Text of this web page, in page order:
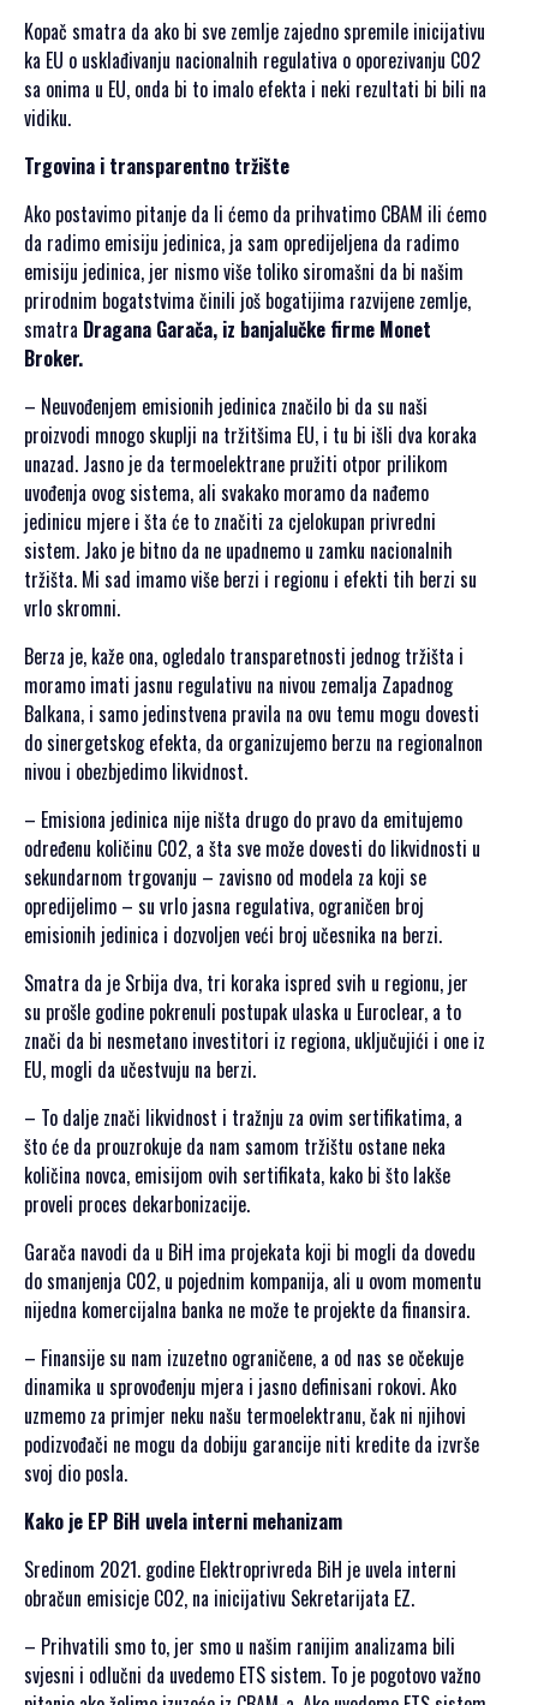
Kopač smatra da ako bi sve zemlje zajedno spremile inicijativu
ka EU o usklađivanju nacionalnih regulativa o oporezivanju C02
sa onima u EU, onda bi to imalo efekta i neki rezultati bi bili na
vidiku.
Trgovina i transparentno tržište
Ako postavimo pitanje da li ćemo da prihvatimo CBAM ili ćemo
da radimo emisiju jedinica, ja sam opredijeljena da radimo
emisiju jedinica, jer nismo više toliko siromašni da bi našim
prirodnim bogatstvima činili još bogatijima razvijene zemlje,
smatra Dragana Garača, iz banjalučke firme Monet
Broker.
– Neuvođenjem emisionih jedinica značilo bi da su naši
proizvodi mnogo skuplji na tržitšima EU, i tu bi išli dva koraka
unazad. Jasno je da termoelektrane pružiti otpor prilikom
uvođenja ovog sistema, ali svakako moramo da nađemo
jedinicu mjere i šta će to značiti za cjelokupan privredni
sistem. Jako je bitno da ne upadnemo u zamku nacionalnih
tržišta. Mi sad imamo više berzi i regionu i efekti tih berzi su
vrlo skromni.
Berza je, kaže ona, ogledalo transparetnosti jednog tržišta i
moramo imati jasnu regulativu na nivou zemalja Zapadnog
Balkana, i samo jedinstvena pravila na ovu temu mogu dovesti
do sinergetskog efekta, da organizujemo berzu na regionalnon
nivou i obezbjedimo likvidnost.
– Emisiona jedinica nije ništa drugo do pravo da emitujemo
određenu količinu C02, a šta sve može dovesti do likvidnosti u
sekundarnom trgovanju – zavisno od modela za koji se
opredijelimo – su vrlo jasna regulativa, ograničen broj
emisionih jedinica i dozvoljen veći broj učesnika na berzi.
Smatra da je Srbija dva, tri koraka ispred svih u regionu, jer
su prošle godine pokrenuli postupak ulaska u Euroclear, a to
znači da bi nesmetano investitori iz regiona, uključujići i one iz
EU, mogli da učestvuju na berzi.
– To dalje znači likvidnost i tražnju za ovim sertifikatima, a
što će da prouzrokuje da nam samom tržištu ostane neka
količina novca, emisijom ovih sertifikata, kako bi što lakše
proveli proces dekarbonizacije.
Garača navodi da u BiH ima projekata koji bi mogli da dovedu
do smanjenja C02, u pojednim kompanija, ali u ovom momentu
nijedna komercijalna banka ne može te projekte da finansira.
– Finansije su nam izuzetno ograničene, a od nas se očekuje
dinamika u sprovođenju mjera i jasno definisani rokovi. Ako
uzmemo za primjer neku našu termoelektranu, čak ni njihovi
podizvođači ne mogu da dobiju garancije niti kredite da izvrše
svoj dio posla.
Kako je EP BiH uvela interni mehanizam
Sredinom 2021. godine Elektroprivreda BiH je uvela interni
obračun emisicje C02, na inicijativu Sekretarijata EZ.
– Prihvatili smo to, jer smo u našim ranijim analizama bili
svjesni i odlučni da uvedemo ETS sistem. To je pogotovo važno